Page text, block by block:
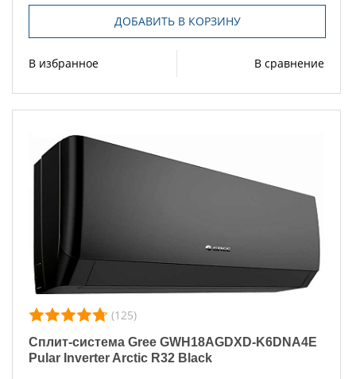
ДОБАВИТЬ В КОРЗИНУ
В избранное В сравнение
(125)
Сплит-система Gree GWH18AGDXD-K6DNA4E
Pular Inverter Arctic R32 Black